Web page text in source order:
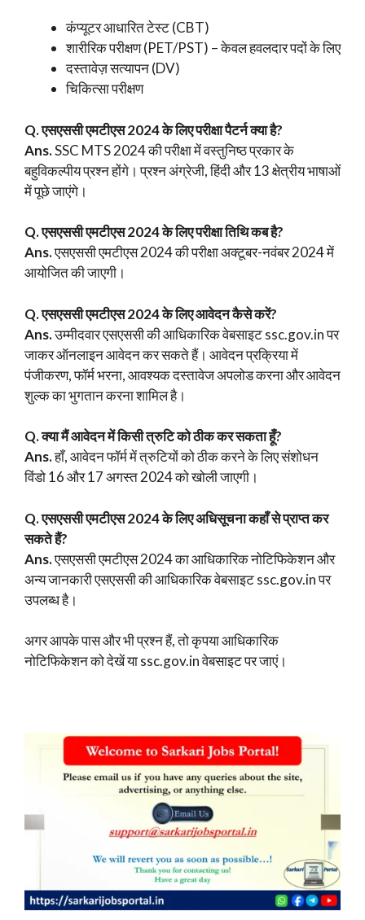
कंप्यूटर आधारित टेस्ट (CBT)
शारीरिक परीक्षण (PET/PST) – केवल हवलदार पदों के लिए
दस्तावेज़ सत्यापन (DV)
चिकित्सा परीक्षण
Q. एसएससी एमटीएस 2024 के लिए परीक्षा पैटर्न क्या है?
Ans.SSC MTS 2024 की परीक्षा में वस्तुनिष्ठ प्रकार के
बहुविकल्पीय प्रश्न होंगे। प्रश्न अंग्रेजी, हिंदी और 13 क्षेत्रीय भाषाओं
में पूछे जाएंगे।
Q. एसएससीएमटीएस2024 के लिए परीक्षा तिथि कब है?
Ans.एसएससी एमटीएस 2024 की परीक्षा अक्टूबर-नवंबर 2024 में
आयोजित की जाएगी।
Q. एसएससीएमटीएस2024 के लिए आवेदन कैसे करें?
Ans.उम्मीदवार एसएससी की आधिकारिक वेबसाइट ssc.gov.in पर
जाकर ऑनलाइन आवेदन कर सकते हैं। आवेदन प्रक्रिया में
पंजीकरण, फॉर्म भरना, आवश्यक दस्तावेज अपलोड करना और आवेदन
शुल्क का भुगतान करना शामिल है।
Q. क्या मैं आवेदन में किसी त्रुटि को ठीक कर सकता हूँ?
Ans.हाँ, आवेदन फॉर्म में त्रुटियों को ठीक करने के लिए संशोधन
विंडो 16 और 17 अगस्त 2024 को खोली जाएगी।
Q. एसएससीएमटीएस2024 के लिए अधिसूचना कहाँ से प्राप्त कर
सकते हैं?
Ans.एसएससी एमटीएस 2024 का आधिकारिक नोटिफिकेशन और
अन्य जानकारी एसएससी की आधिकारिक वेबसाइट ssc.gov.in पर
उपलब्ध है।
अगर आपके पास और भी प्रश्न हैं, तो कृपया आधिकारिक
नोटिफिकेशन को देखें या ssc.gov.in वेबसाइट पर जाएं।